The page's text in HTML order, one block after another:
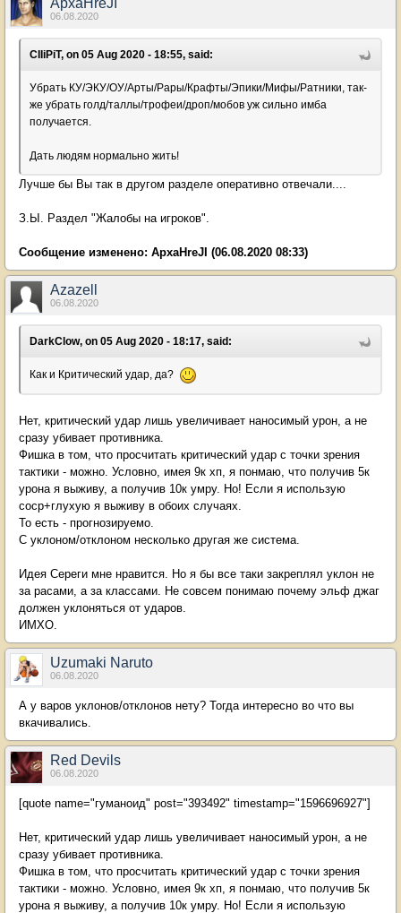
06.08.2020
CIIiPiT, on 05 Aug 2020 - 18:55, said:
Убрать КУ/ЭКУ/ОУ/Арты/Рары/Крафты/Эпики/Мифы/Ратники, так-
же убрать голд/таллы/трофеи/дроп/мобов уж сильно имба
получается.
Дать людям нормально жить!
Лучше бы Вы так в другом разделе оперативно отвечали....
З.Ы. Раздел "Жалобы на игроков".
Сообщение изменено: ApxaHreJI (06.08.2020 08:33)
Azazell
06.08.2020
DarkClow, on 05 Aug 2020 - 18:17, said:
Как и Критический удар, да?
Нет, критический удар лишь увеличивает наносимый урон, а не
сразу убивает противника.
Фишка в том, что просчитать критический удар с точки зрения
тактики - можно. Условно, имея 9к хп, я понмаю, что получив 5к
урона я выживу, а получив 10к умру. Но! Если я использую
соср+глухую я выживу в обоих случаях.
То есть - прогнозируемо.
С уклоном/отклоном несколько другая же система.
Идея Сереги мне нравится. Но я бы все таки закреплял уклон не
за расами, а за классами. Не совсем понимаю почему эльф джаг
должен уклоняться от ударов.
ИМХО.
Uzumaki Naruto
06.08.2020
А у варов уклонов/отклонов нету? Тогда интересно во что вы
вкачивались.
Red Devils
06.08.2020
[quote name="гуманоид" post="393492" timestamp="1596696927"]
Нет, критический удар лишь увеличивает наносимый урон, а не
сразу убивает противника.
Фишка в том, что просчитать критический удар с точки зрения
тактики - можно. Условно, имея 9к хп, я понмаю, что получив 5к
урона я выживу, а получив 10к умру. Но! Если я использую